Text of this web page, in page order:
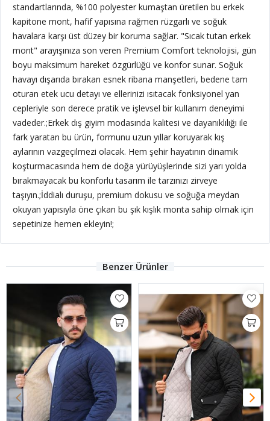
standartlarında, %100 polyester kumaştan üretilen bu erkek
kapitone mont, hafif yapısına rağmen rüzgarlı ve soğuk
havalara karşı üst düzey bir koruma sağlar. "Sıcak tutan erkek
mont" arayışınıza son veren Premium Comfort teknolojisi, gün
boyu maksimum hareket özgürlüğü ve konfor sunar. Soğuk
havayı dışarıda bırakan esnek ribana manşetleri, bedene tam
oturan etek ucu detayı ve ellerinizi ısıtacak fonksiyonel yan
cepleriyle son derece pratik ve işlevsel bir kullanım deneyimi
vadeder.;Erkek dış giyim modasında kalitesi ve dayanıklılığı ile
fark yaratan bu ürün, formunu uzun yıllar koruyarak kış
aylarının vazgeçilmezi olacak. Hem şehir hayatının dinamik
koşturmacasında hem de doğa yürüyüşlerinde sizi yarı yolda
bırakmayacak bu konforlu tasarım ile tarzınızı zirveye
taşıyın.;İddialı duruşu, premium dokusu ve soğuğa meydan
okuyan yapısıyla öne çıkan bu şık kışlık monta sahip olmak için
sepetinize hemen ekleyin!;
Benzer Ürünler